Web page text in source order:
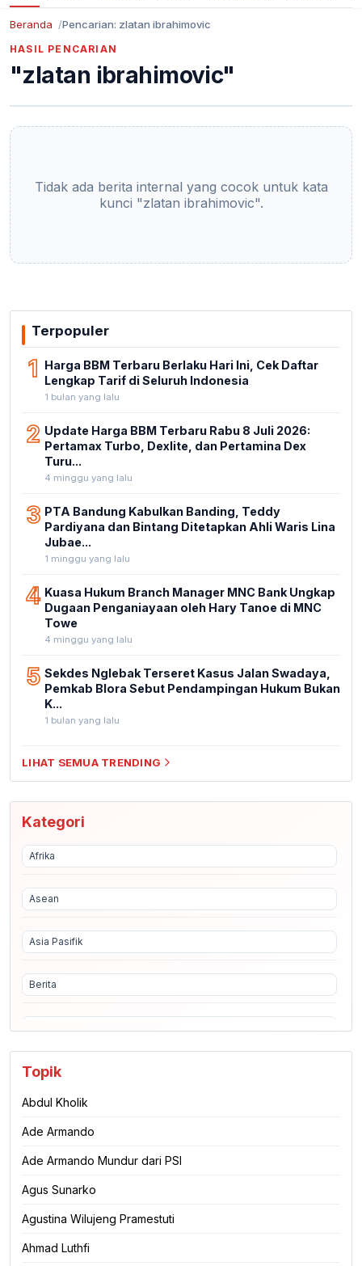
Beranda Pencarian: zlatan ibrahimovic
HASIL PENCARIAN
"zlatan ibrahimovic"
Tidak ada berita internal yang cocok untuk kata
kunci "zlatan ibrahimovic".
Terpopuler
1 Harga BBM Terbaru Berlaku Hari Ini, Cek Daftar
Lengkap Tarif di Seluruh Indonesia
1 bulan yang lalu
2 Update Harga BBM Terbaru Rabu 8 Juli 2026:
Pertamax Turbo, Dexlite, dan Pertamina Dex
Turu...
4 minggu yang lalu
3 PTA Bandung Kabulkan Banding, Teddy
Pardiyana dan Bintang Ditetapkan Ahli Waris Lina
Jubae...
1 minggu yang lalu
4 Kuasa Hukum Branch Manager MNC Bank Ungkap
Dugaan Penganiayaan oleh Hary Tanoe di MNC
Towe
4 minggu yang lalu
5 Sekdes Nglebak Terseret Kasus Jalan Swadaya,
Pemkab Blora Sebut Pendampingan Hukum Bukan
K...
1 bulan yang lalu
LIHAT SEMUA TRENDING
Kategori
Afrika
Asean
Asia Pasifik
Berita
Eropa Amerika
Film
Foto
Highlight
Topik
Abdul Kholik
Ade Armando
Ade Armando Mundur dari PSI
Agus Sunarko
Agustina Wilujeng Pramestuti
Ahmad Luthfi